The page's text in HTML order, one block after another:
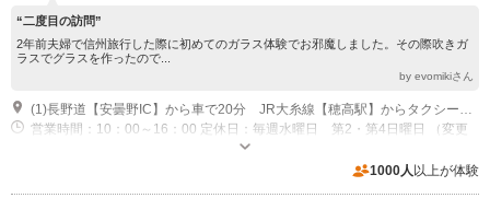
“二度目の訪問”
2年前夫婦で信州旅行した際に初めてのガラス体験でお邪魔しました。その際吹きガ
ラスでグラスを作ったので...
by evomikiさん
営業時間：10：00～16：00 定休日：毎週水曜日 第2・第4日曜日 （変更
1000人 以上が体験